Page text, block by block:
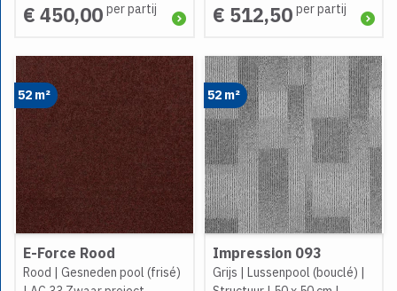
€ 450,00 per partij € 512,50 per partij
52 m²
E-Force Rood
Rood | Gesneden pool (frisé)
52 m²
Impression 093
Grijs | Lussenpool (bouclé) |